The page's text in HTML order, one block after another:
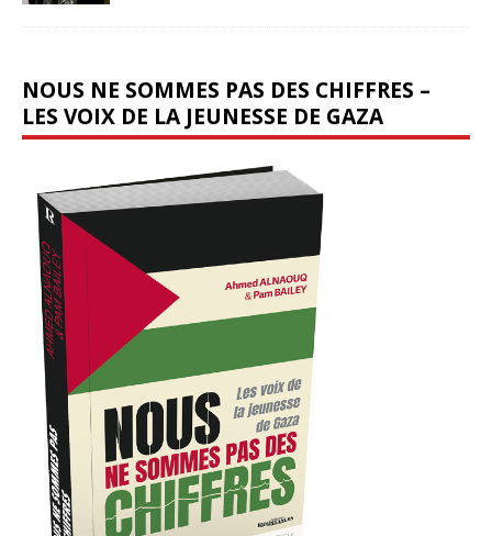
NOUS NE SOMMES PAS DES CHIFFRES –
LES VOIX DE LA JEUNESSE DE GAZA